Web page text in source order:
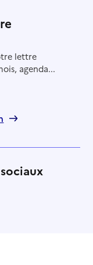
lettre
agenda...